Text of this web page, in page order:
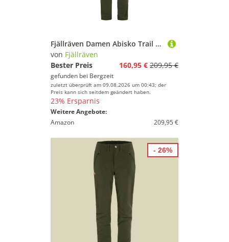
Fjällräven Damen Abisko Trail Stretch Hose
von Fjällräven
Bester Preis
160,95 € 209,95 €
gefunden bei Bergzeit
zuletzt überprüft am 09.08.2026 um 00:43; der
Preis kann sich seitdem geändert haben.
23% Ersparnis
Weitere Angebote:
Amazon
209,95 €
- 26%